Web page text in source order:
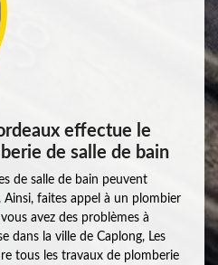
effectue le
de salle de bain
de salle de bain peuvent
faites appel à un plombier
avez des problèmes à
dans la ville de Caplong, Les
tous les travaux de plomberie